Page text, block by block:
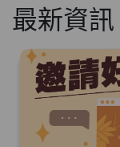
最新資訊